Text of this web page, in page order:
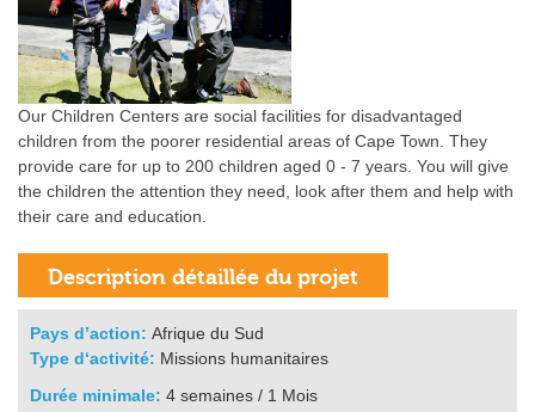
Our Children Centers are social facilities for disadvantaged
children from the poorer residential areas of Cape Town. They
provide care for up to 200 children aged 0 - 7 years. You will give
the children the attention they need, look after them and help with
their care and education.
Pays d’action: Afrique du Sud
Type d‘activité: Missions humanitaires
Durée minimale: 4 semaines / 1 Mois